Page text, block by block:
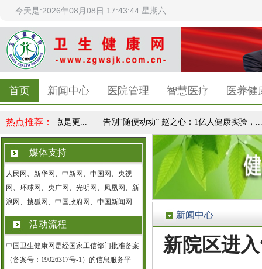
今天是:2026年08月08日 17:43:44 星期六
首页 新闻中心 医院管理 智慧医疗 医养健
热点推荐：
识，减重终点是更... | 告别“随便动动” 赵之心：1亿人健康实验，... |
媒体支持
人民网、新华网、中新网、中国网、央视
网、环球网、央广网、光明网、凤凰网、新
浪网、搜狐网、中国政府网、中国新闻网...
活动流程
中国卫生健康网是经国家工信部门批准备案
（备案号：19026317号-1）的信息服务平
新闻中心
新院区进